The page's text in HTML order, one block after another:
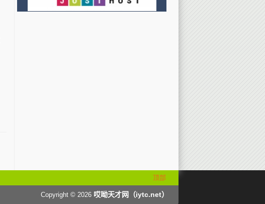
顶部
Copyright © 2026 哎呦天才网（iytc.net）